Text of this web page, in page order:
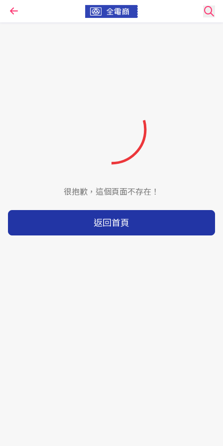
很抱歉，這個頁面不存在！
返回首頁